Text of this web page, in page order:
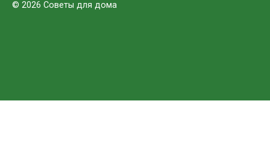
© 2026 Советы для дома